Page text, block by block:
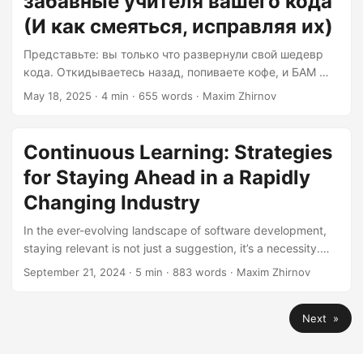
quirky puzzle box left by your past self....
(И как смеяться, исправляя их)
Представьте: вы только что развернули свой шедевр
кода. Откидываетесь назад, попиваете кофе, и БАМ —
пользователь сообщает, что ваша кнопка «Добавить в
нового учителя кодирования: сеньора Баг. Давайте
разберёмся, почему эти незваные гости на самом деле
лучшие учителя, которые у вас когда-либо были. 1.
Ошибки — это проверка кода природой Каждая ошибка
— это как причудливая головоломка, оставленная
вашим прошлым «я»....
May 18, 2025 · 4 min · 655 words · Maxim Zhirnov
Continuous Learning: Strategies
for Staying Ahead in a Rapidly
Changing Industry
In the ever-evolving landscape of software development,
staying relevant is not just a suggestion, it’s a necessity.
The concept of continuous learning is no longer a luxury,
Here’s how you can harness the power of continuous
learning to stay ahead of the curve. Creating a Culture of
Continuous Learning The first step in embracing continuous
September 21, 2024 · 5 min · 883 words · Maxim Zhirnov
Next »